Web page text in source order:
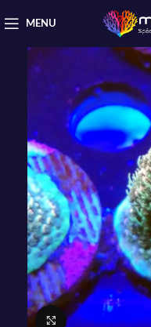
MENU
Cliquez pour